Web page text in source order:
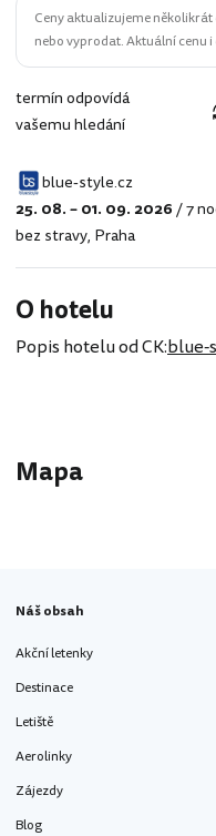
Ceny aktualizujeme
nebo vyprodat. Aktuální cenu
termín odpovídá
vašemu hledání
blue-
style.cz
blue-style.cz
25. 08. – 01. 09. 2026/7
bez stravy, Praha
O hotelu
Popis hotelu od CK:blue-
Mapa
Náš obsah
Akční letenky
Destinace
Letiště
Aerolinky
Zájezdy
Blog